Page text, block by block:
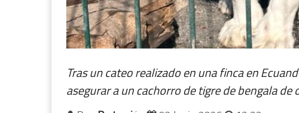
Tras un cateo realizado en una finca en
asegurar a un cachorro de tigre de bengala